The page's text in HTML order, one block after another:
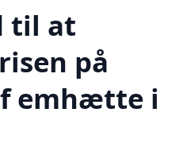
til at
på
emhætte i